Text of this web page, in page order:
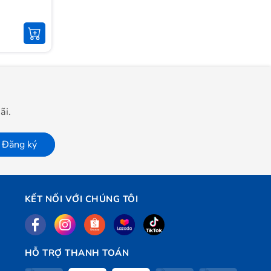
Đăng ký
KẾT NỐI VỚI CHÚNG TÔI
HỖ TRỢ THANH TOÁN